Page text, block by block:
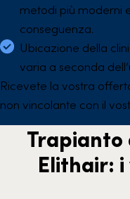
metodi più moderni
conseguenza.
Ubicazione della
varia a seconda
Ricevete la vostra
non vincolante con il
Trapianto
Elithair: